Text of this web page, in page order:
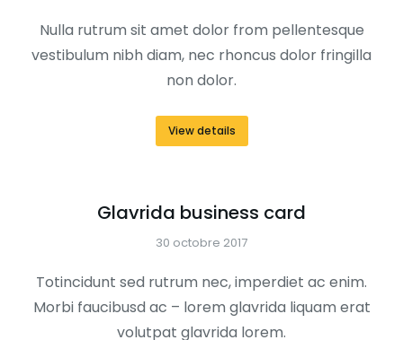
Nulla rutrum sit amet dolor from pellentesque
vestibulum nibh diam, nec rhoncus dolor fringilla
non dolor.
View details
Glavrida business card
30 octobre 2017
Totincidunt sed rutrum nec, imperdiet ac enim.
Morbi faucibusd ac – lorem glavrida liquam erat
volutpat glavrida lorem.